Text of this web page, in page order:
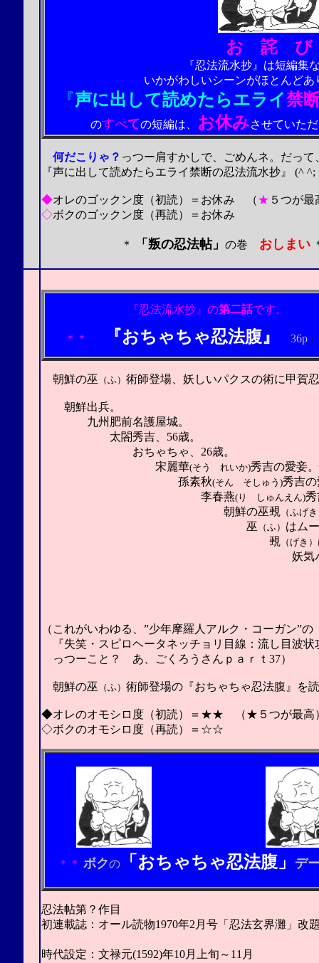
お 詫 び
『忍法流水抄』は短編集
いかがわしいシーンがほとんどあ
『声に出して読めたらエライ禁
のすべての短編は、 お休みさせていた
何だこりゃ？ っつー肩すかしで、ごめんネ。だっ
『声に出して読めたらエライ禁断の忍法流水抄 』 (^
◆オレのゴックン度（初読）＝ お休み （★ ５つが最
◇ボクのゴックン度（再読）＝ お休み
＊ 「叛の忍法帖」 の巻 おしまい
『忍法流水抄』の第二話です。
＊＊ 『おちゃちゃ忍法腹』 36p
朝鮮の巫 （ふ） 術師登場、妖しいパクスの術に甲賀
朝鮮出兵。
九州肥前名護屋城。
太閤秀吉、56歳。
おちゃちゃ、 26歳。
宋麗華(そう れいか)秀吉の愛妾。
孫素秋(そん そしゅう)秀吉
李春燕(り しゅんえん)秀
朝鮮の巫覡 （ふげ
巫 （ふ） はム
覡 （げき）
妖気パクス
（これがいわゆる、”少年摩羅人アルク・コーガン”の
『失笑・スピロヘータネッチョリ目線：流し目波状
っつーこと？ あ、ごくろうさんｐａｒｔ37）
朝鮮の巫 （ふ） 術師登場の 『おちゃちゃ忍法腹』を
◆オレのオモシロ度（初読）＝★★ （★５つが最高
◇ボクのオモシロ度（再読）＝☆☆
＊＊ ボクの 「おちゃちゃ忍法腹」 デ
忍法帖第？作目
初連載誌：オール読物1970年2月号「忍法玄界灘」改
時代設定：文禄元(1592)年10月上旬～11月